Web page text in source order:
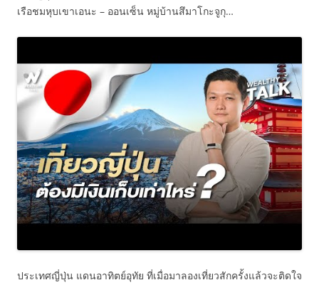
เรือชมหุบเขาเอนะ – ออนเซ็น หมู่บ้านสึมาโกะจูกุ…
ประเทศญี่ปุ่น แดนอาทิตย์อุทัย ที่เมื่อมาลองเที่ยวสักครั้งแล้วจะติดใจ